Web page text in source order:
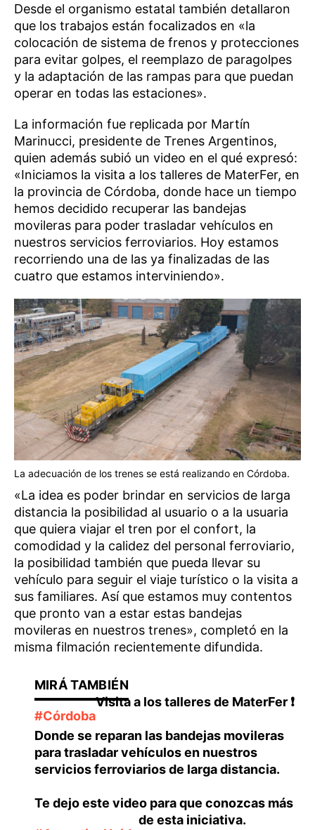
Desde el organismo estatal también detallaron
que los trabajos están focalizados en «la
colocación de sistema de frenos y protecciones
para evitar golpes, el reemplazo de paragolpes
y la adaptación de las rampas para que puedan
operar en todas las estaciones».
La información fue replicada por Martín
Marinucci, presidente de Trenes Argentinos,
quien además subió un video en el qué expresó:
«Iniciamos la visita a los talleres de MaterFer, en
la provincia de Córdoba, donde hace un tiempo
hemos decidido recuperar las bandejas
movileras para poder trasladar vehículos en
nuestros servicios ferroviarios. Hoy estamos
recorriendo una de las ya finalizadas de las
cuatro que estamos interviniendo».
La adecuación de los trenes se está realizando en Córdoba.
«La idea es poder brindar en servicios de larga
distancia la posibilidad al usuario o a la usuaria
que quiera viajar el tren por el confort, la
comodidad y la calidez del personal ferroviario,
la posibilidad también que pueda llevar su
vehículo para seguir el viaje turístico o la visita a
sus familiares. Así que estamos muy contentos
que pronto van a estar estas bandejas
movileras en nuestros trenes», completó en la
misma filmación recientemente difundida.
Visita a los talleres de MaterFer
#Córdoba
❗
Donde se reparan las bandejas movileras
para trasladar vehículos en nuestros
servicios ferroviarios de larga distancia.
Te dejo este video para que conozcas más
de esta iniciativa.